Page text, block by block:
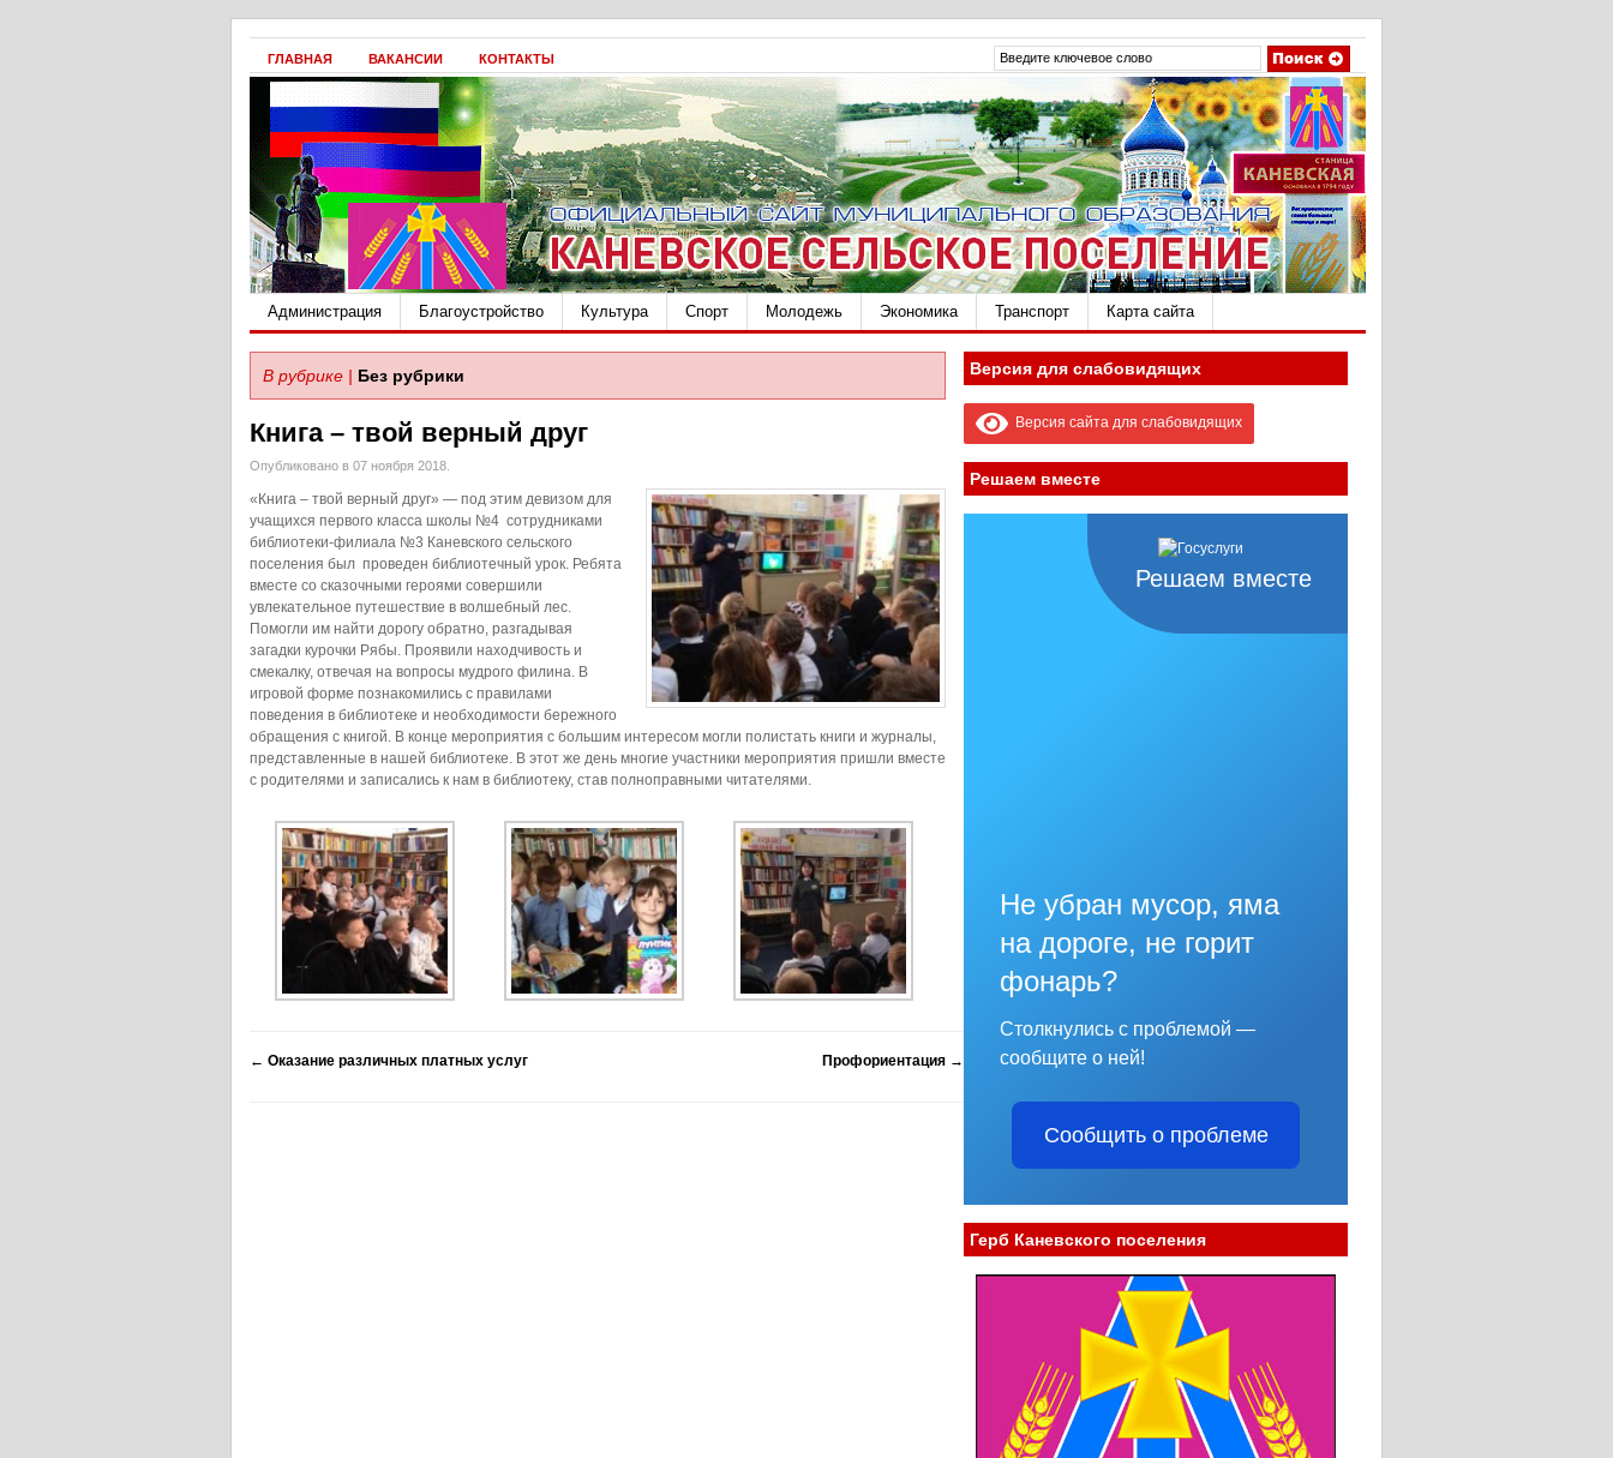
ГЛАВНАЯ ВАКАНСИИ КОНТАКТЫ
Администрация Благоустройство Культура Спорт Молодежь Экономика Транспорт Карта сайта
В рубрике | Без рубрики
Книга – твой верный друг
Опубликовано в 07 ноября 2018.
«Книга – твой верный друг» — под этим девизом для
учащихся первого класса школы №4 сотрудниками
библиотеки-филиала №3 Каневского сельского
поселения был проведен библиотечный урок. Ребята
вместе со сказочными героями совершили
увлекательное путешествие в волшебный лес.
Помогли им найти дорогу обратно, разгадывая
загадки курочки Рябы. Проявили находчивость и
смекалку, отвечая на вопросы мудрого филина. В
игровой форме познакомились с правилами
поведения в библиотеке и необходимости бережного
обращения с книгой. В конце мероприятия с большим интересом могли полистать книги и журналы,
представленные в нашей библиотеке. В этот же день многие участники мероприятия пришли вместе
с родителями и записались к нам в библиотеку, став полноправными читателями.
← Оказание различных платных услуг Профориентация →
Версия для слабовидящих
Версия сайта для слабовидящих
Решаем вместе
Решаем вместе
Не убран мусор, яма
на дороге, не горит
фонарь?
Столкнулись с проблемой —
сообщите о ней!
Сообщить о проблеме
Герб Каневского поселения